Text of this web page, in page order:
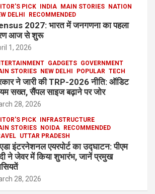
PICK INDIA MAIN STORIES
NATION
DELHI
RECOMMENDED
2027: भारत में जनगणना का पहला
आज से शुरू
1, 2026
GADGETS GOVERNMENT
STORIES
NEW DELHI POPULAR TECH
ने जारी की TRP-2026 नीति: ऑडिट
सख्त, सैंपल साइज बढ़ाने पर जोर
28, 2026
PICK
INFRASTRUCTURE
STORIES
NOIDA
RECOMMENDED
UTTAR PRADESH
इंटरनेशनल एयरपोर्ट का उद्घाटन: पीएम
ने जेवर में किया शुभारंभ, जानें प्रमुख
28, 2026